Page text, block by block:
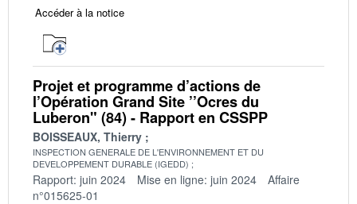
Accéder à la notice
Projet et programme d’actions de
l’Opération Grand Site ’’Ocres du
Luberon" (84) - Rapport en CSSPP
BOISSEAUX, Thierry
INSPECTION GENERALE DE L'ENVIRONNEMENT ET DU
DEVELOPPEMENT DURABLE (IGEDD)
Rapport: juin 2024 Mise en ligne: juin 2024
Affaire
n°015625-01